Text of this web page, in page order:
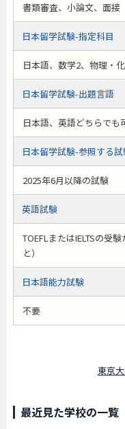
書類審査、小論文、面接
日本留学試験-指定科目
日本語、数学2、物理・
日本留学試験-出題言語
日本語、英語どちらでも
日本留学試験-参照する
2025年6月以降の試験
英語試験
TOEFLまたはIELTSの受
と）
日本語能力試験
不要
東京
最近見た学校の一覧